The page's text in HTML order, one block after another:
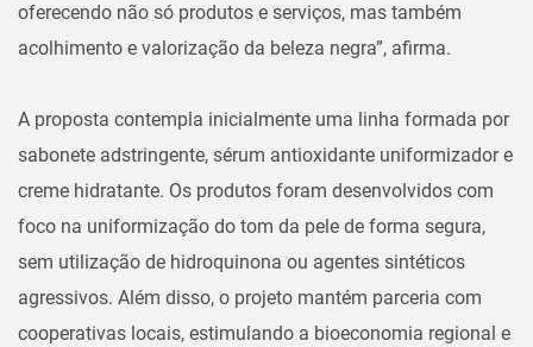
oferecendo não só produtos e serviços, mas também
acolhimento e valorização da beleza negra”, afirma.
A proposta contempla inicialmente uma linha formada por
sabonete adstringente, sérum antioxidante uniformizador e
creme hidratante. Os produtos foram desenvolvidos com
foco na uniformização do tom da pele de forma segura,
sem utilização de hidroquinona ou agentes sintéticos
agressivos. Além disso, o projeto mantém parceria com
cooperativas locais, estimulando a bioeconomia regional e